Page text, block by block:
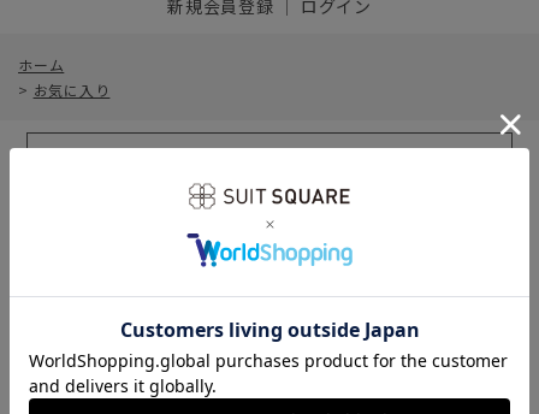
新規会員登録 ｜ ログイン
ホーム
> お気に入り
sms